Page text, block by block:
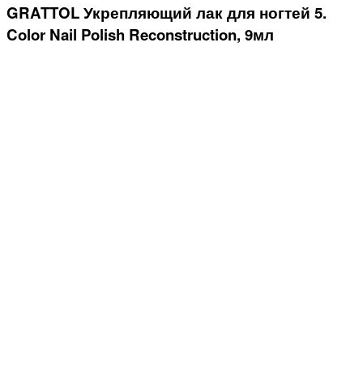
GRATTOL Укрепляющий лак для ногтей 5.
Color Nail Polish Reconstruction, 9мл